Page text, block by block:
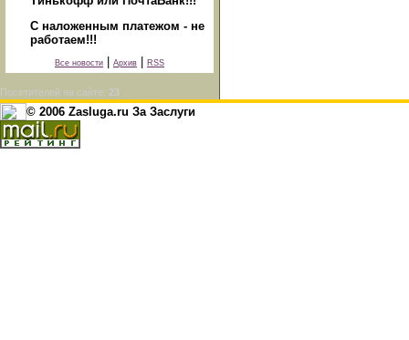
С наложенным платежом - не
работаем!!!
Все новости Архив RSS
Посетителей на сайте: 23
© 2006 Zasluga.ru За Заслуги